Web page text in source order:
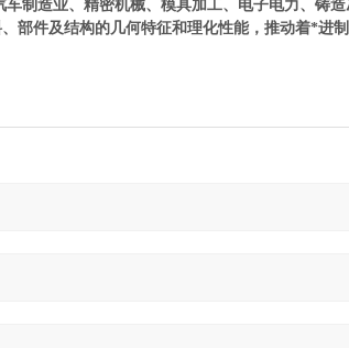
制造业、精密机械、模具加工、电子电力、铸
部件及结构的几何特征和理化性能，推动着*进制